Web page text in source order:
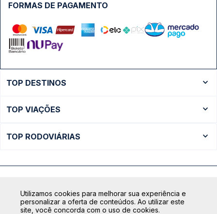
FORMAS DE PAGAMENTO
TOP DESTINOS
Ônibus São Paulo
TOP VIAÇÕES
Passagens Pássaro Marron
+ Viações
TOP RODOVIÁRIAS
Rodoviária Curitiba
Comercial Alphaville, Barueri - SP | CEP: 06453-038
CNPJ: 18.087.991/0001-57 | saconibus@queropassagem.com.br
Utilizamos cookies para melhorar sua experiência e
personalizar a oferta de conteúdos. Ao utilizar este
site, você concorda com o uso de cookies.